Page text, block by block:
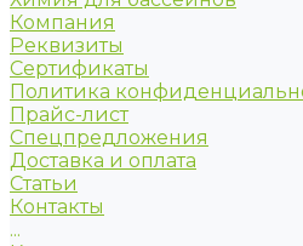
Компания
Реквизиты
Сертификаты
Политика
Прайс-лист
Спецпредложения
Доставка и оплата
Статьи
Контакты
...